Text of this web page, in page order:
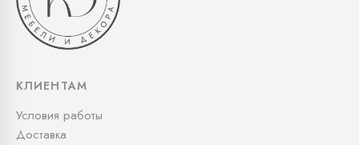
КЛИЕНТАМ
Условия работы
Доставка